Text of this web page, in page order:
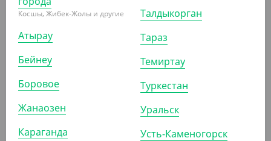
(10.70₸/ШТ)
Косшы, Жибек-Жолы и другие
Атырау
Бейнеу
Боровое
Жанаозен
Караганда
Талдыкорган
Тараз
Темиртау
Туркестан
Уральск
Усть-Каменогорск